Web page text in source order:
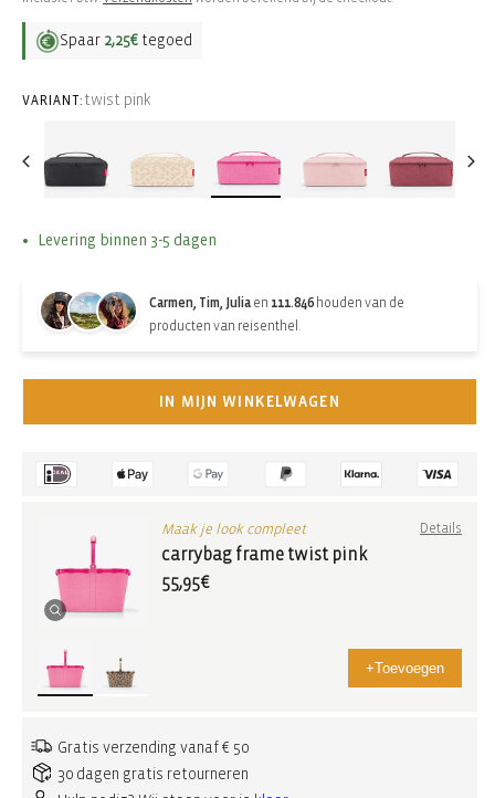
Spaar 2,25€ tegoed
VARIANT: twist pink
Levering binnen 3-5 dagen
Carmen, Tim, Julia en 111.846 houden van de
producten van reisenthel.
IN MIJN WINKELWAGEN
Maak je look compleet Details
carrybag frame twist pink
55,95€
+Toevoegen
Gratis verzending vanaf € 50
30 dagen gratis retourneren